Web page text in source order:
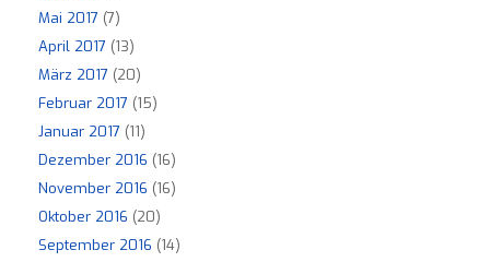
Mai 2017 (7)
April 2017 (13)
März 2017 (20)
Februar 2017 (15)
Januar 2017 (11)
Dezember 2016 (16)
November 2016 (16)
Oktober 2016 (20)
September 2016 (14)